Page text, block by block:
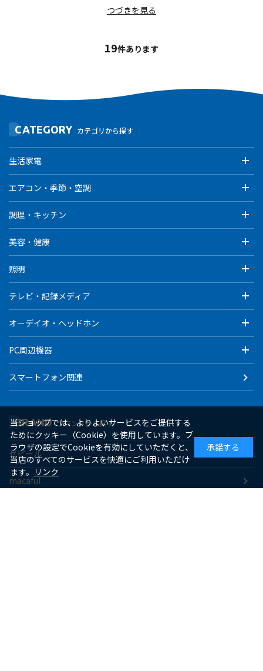
つづきを見る
19件あります
CATEGORY カテゴリから探す
生活家電
エアコン・季節・空調
調理・キッチン
美容・健康
照明
テレビ・記録メディア
オーデイオ・ヘッドホン
PC周辺機器
スマートフォン関連
BRAND ブランドから探す
ゼピール
macaful
当ショップでは、よりよいサービスをご提供する
ためにクッキー（Cookie）を使用しています。ブ
ラウザの設定でCookieを有効にしていただくと、
当店のすべてのサービスを快適にご利用いただけ
ます。 リンク
承諾する